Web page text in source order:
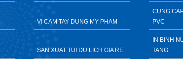
VI CAM TAY DUNG MY PHAM
CUNG
PVC
SAN XUAT TUI DU LICH GIA RE
IN BINH
TANG